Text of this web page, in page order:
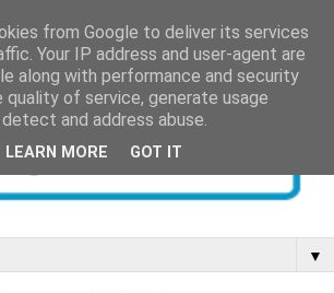
▼
from Google to deliver its services
Your IP address and user-agent are
along with performance and security
of service, generate usage
and address abuse.
LEARN MORE GOT IT